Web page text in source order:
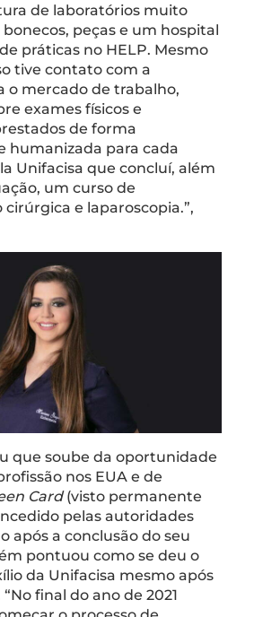
de laboratórios muito
peças e um hospital
práticas no HELP. Mesmo
tive contato com a
o mercado de trabalho,
exames físicos e
de forma
humanizada para cada
Unifacisa que concluí, além
um curso de
e laparoscopia.”,
que soube da oportunidade
nos EUA e de
Card(visto permanente
pelas autoridades
após a conclusão do seu
pontuou como se deu o
da Unifacisa mesmo após
final do ano de 2021